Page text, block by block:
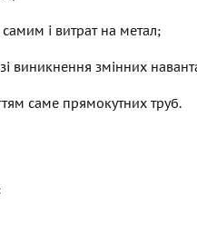
і витрат на метал;
виникнення змінних
саме прямокутних труб.